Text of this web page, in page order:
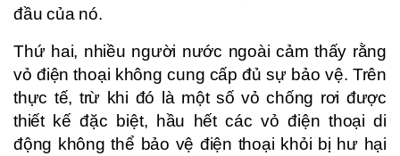
đầu của nó.
Thứ hai, nhiều người nước ngoài cảm thấy rằng
vỏ điện thoại không cung cấp đủ sự bảo vệ. Trên
thực tế, trừ khi đó là một số vỏ chống rơi được
thiết kế đặc biệt, hầu hết các vỏ điện thoại di
động không thể bảo vệ điện thoại khỏi bị hư hại